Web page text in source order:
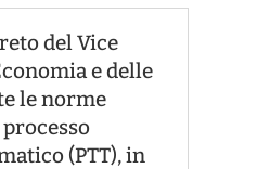
del Vice
e delle
le norme
(PTT), in